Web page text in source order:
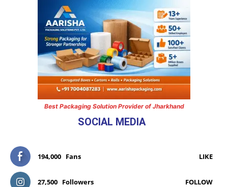
Best Packaging Solution Provider of Jharkhand
SOCIAL MEDIA
194,000 Fans LIKE
27,500 Followers FOLLOW